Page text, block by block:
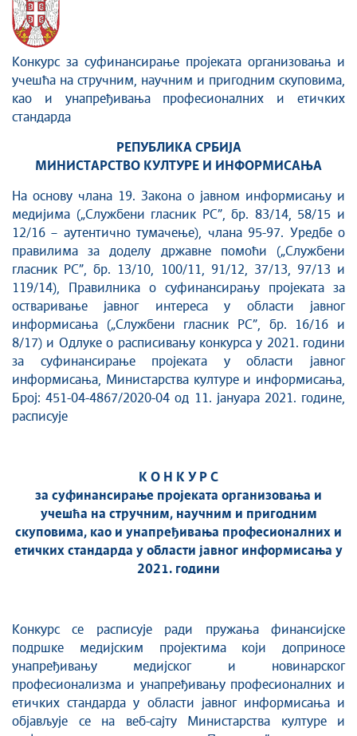
Конкурс за суфинансирање проjеката oрганизовања и
учешћа на стручним, научним и пригодним скуповима,
као и унапређивања професионалних и етичких
стандарда
РЕПУБЛИКА СРБИJА
МИНИСТАРСТВО КУЛТУРЕ И ИНФОРМИСАЊА
На основу члана 19. Закона о јавном информисању и
медијима („Службени гласник РС”, бр. 83/14, 58/15 и
12/16 – аутентично тумачење), члана 95-97. Уредбе о
правилима за доделу државне помоћи („Службени
гласник РС”, бр. 13/10, 100/11, 91/12, 37/13, 97/13 и
119/14), Правилника о суфинансирању пројеката за
остваривање јавног интереса у области јавног
информисања („Службени гласник РС”, бр. 16/16 и
8/17) и Одлуке о расписивању конкурса у 2021. години
за суфинансирање пројеката у области јавног
информисања, Министарства културе и информисања,
Број: 451-04-4867/2020-04 од 11. јануара 2021. године,
расписуjе
К О Н К У Р С
за суфинансирање проjеката oрганизовања и
учешћа на стручним, научним и пригодним
скуповима, као и унапређивања професионалних и
етичких стандарда у области jавног информисања у
2021. години
Конкурс се расписује ради пружања финансијске
подршке медијским пројектима који доприносе
унапређивању медијског и новинарског
професионализма и унапређивању професионалних и
етичких стандарда у области jавног информисања и
објављује се на веб-сајту Министарства културе и